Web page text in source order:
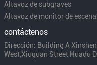
Altavoz de subgraves
Altavoz de monitor de
contáctenos
Dirección: Building A
West,Xiuquan Street Huadu